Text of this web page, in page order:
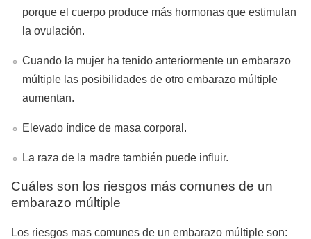
porque el cuerpo produce más hormonas que estimulan
la ovulación.
Cuando la mujer ha tenido anteriormente un embarazo
múltiple las posibilidades de otro embarazo múltiple
aumentan.
Elevado índice de masa corporal.
La raza de la madre también puede influir.
Cuáles son los riesgos más comunes de un
embarazo múltiple
Los riesgos mas comunes de un embarazo múltiple son: